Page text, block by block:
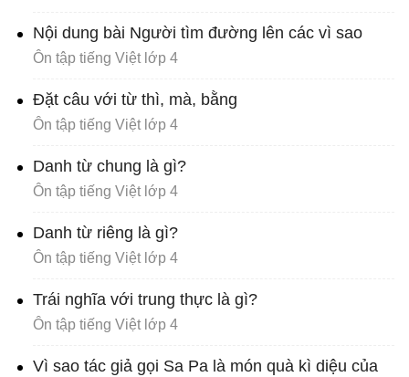
Nội dung bài Người tìm đường lên các vì sao
Ôn tập tiếng Việt lớp 4
Đặt câu với từ thì, mà, bằng
Ôn tập tiếng Việt lớp 4
Danh từ chung là gì?
Ôn tập tiếng Việt lớp 4
Danh từ riêng là gì?
Ôn tập tiếng Việt lớp 4
Trái nghĩa với trung thực là gì?
Ôn tập tiếng Việt lớp 4
Vì sao tác giả gọi Sa Pa là món quà kì diệu của